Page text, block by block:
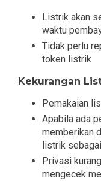
Listrik akan
waktu
Tidak perlu
token listrik
Kekurangan
Pemakaian
Apabila ada
memberikan
listrik
Privasi
mengecek